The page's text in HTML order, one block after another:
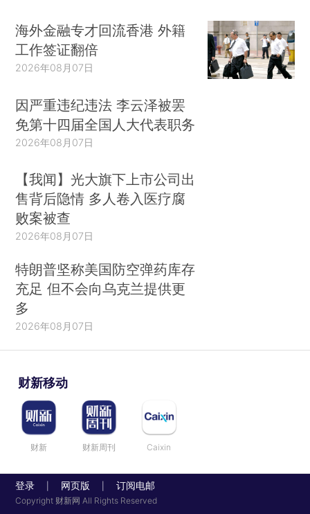
海外金融专才回流香港 外籍
工作签证翻倍
2026年08月07日
因严重违纪违法 李云泽被罢
免第十四届全国人大代表职务
2026年08月07日
【我闻】光大旗下上市公司出
售背后隐情 多人卷入医疗腐
败案被查
2026年08月07日
特朗普坚称美国防空弹药库存
充足 但不会向乌克兰提供更
多
2026年08月07日
财新移动
财新 财新周刊 Caixin
登录 网页版 订阅电邮
Copyright 财新网 All Rights Reserved